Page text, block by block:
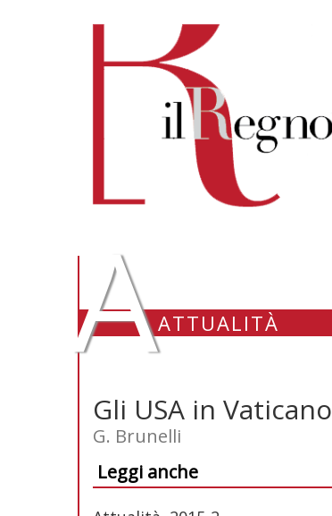
AATTUALITÀ
Gli USA in Vaticano
G. Brunelli
Leggi anche